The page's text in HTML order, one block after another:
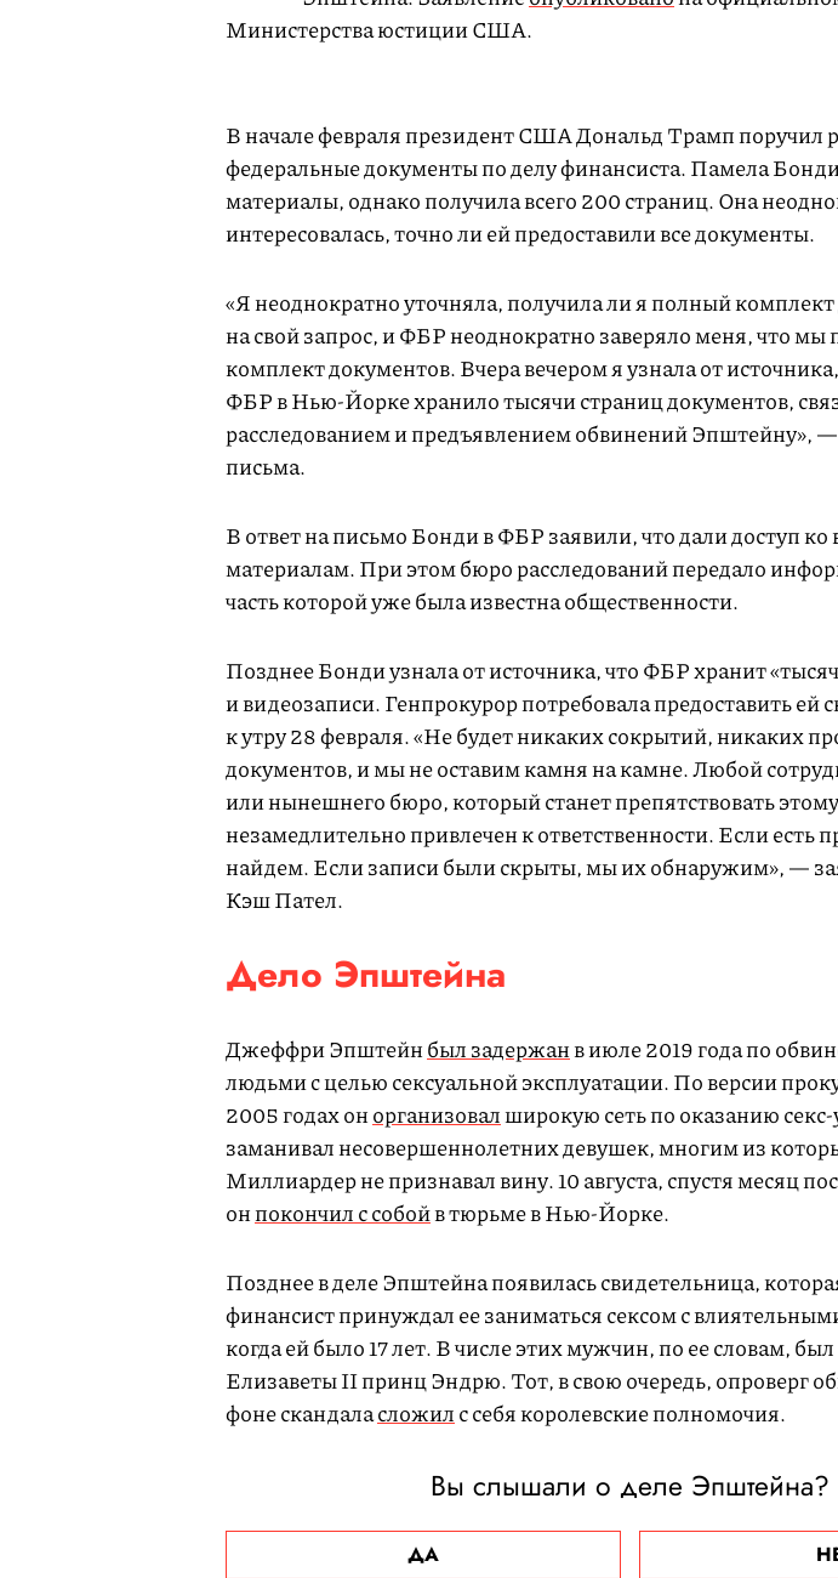
Министерства юстиции США.
В начале февраля президент США Дональд Трамп поручил
федеральные документы по делу финансиста. Памела
материалы, однако получила всего 200 страниц. Она
интересовалась, точно ли ей предоставили все документы.
«Я неоднократно уточняла, получила ли я полный комплект
на свой запрос, и ФБР неоднократно заверяло меня, что
комплект документов. Вчера вечером я узнала от
ФБР в Нью-Йорке хранило тысячи страниц документов,
расследованием и предъявлением обвинений Эпштейну», —
письма.
В ответ на письмо Бонди в ФБР заявили, что дали доступ
материалам. При этом бюро расследований передало
часть которой уже была известна общественности.
Позднее Бонди узнала от источника, что ФБР хранит
и видеозаписи. Генпрокурор потребовала предоставить ей
к утру 28 февраля. «Не будет никаких сокрытий, никаких
документов, и мы не оставим камня на камне. Любой
или нынешнего бюро, который станет препятствовать
незамедлительно привлечен к ответственности. Если есть
найдем. Если записи были скрыты, мы их обнаружим», —
Кэш Пател.
Дело Эпштейна
Джеффри Эпштейнбыл задержанв июле 2019 года по
людьми c целью сексуальной эксплуатации. По версии
2005 годах онорганизовалширокую сеть по оказанию секс-
заманивал несовершеннолетних девушек, многим из
Миллиардер не признавал вину. 10 августа, спустя месяц
онпокончил с собойв тюрьме в Нью-Йорке.
Позднее в деле Эпштейна появилась свидетельница,
финансист принуждал ее заниматься сексом с
когда ей было 17 лет. В числе этих мужчин, по ее словам,
Елизаветы II принц Эндрю. Тот, в свою очередь, опроверг
фоне скандаласложилс себя королевские полномочия.
Вы слышали о деле Эпштейна?
ДА